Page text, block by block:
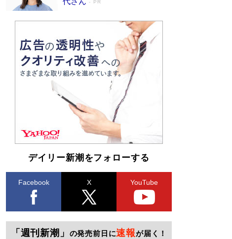
一声になる理由
Book Bang
PR
デイリー新潮をフォローする
Facebook X YouTube
「週刊新潮」 の発売前日に速報が届く！